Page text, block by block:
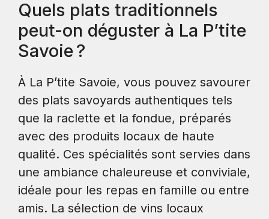
Quels plats traditionnels
peut-on déguster à La P’tite
Savoie ?
À La P’tite Savoie, vous pouvez savourer
des plats savoyards authentiques tels
que la raclette et la fondue, préparés
avec des produits locaux de haute
qualité. Ces spécialités sont servies dans
une ambiance chaleureuse et conviviale,
idéale pour les repas en famille ou entre
amis. La sélection de vins locaux